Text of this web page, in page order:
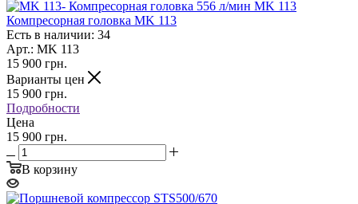
Компресорная головка MK 113
Есть в наличии: 34
Арт.: MK 113
15 900 грн.
Варианты цен
15 900 грн.
Подробности
Цена
15 900 грн.
В корзину